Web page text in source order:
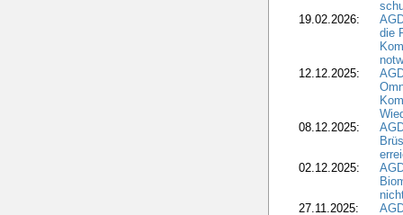
19.02.2026:
die
12.12.2025:
08.12.2025:
02.12.2025:
27.11.2025: